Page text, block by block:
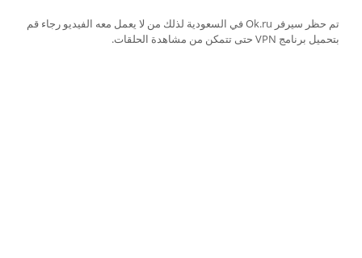
تم حظر سيرفر Ok.ru في السعودية لذلك من لا يعمل معه الفيديو رجاء قم
بتحميل برنامج VPN حتى تتمكن من مشاهدة الحلقات.